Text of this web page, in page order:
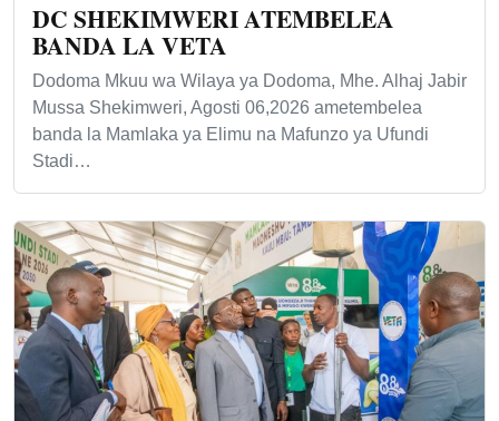
DC SHEKIMWERI ATEMBELEA
BANDA LA VETA
Dodoma Mkuu wa Wilaya ya Dodoma, Mhe. Alhaj Jabir
Mussa Shekimweri, Agosti 06,2026 ametembelea
banda la Mamlaka ya Elimu na Mafunzo ya Ufundi
Stadi…